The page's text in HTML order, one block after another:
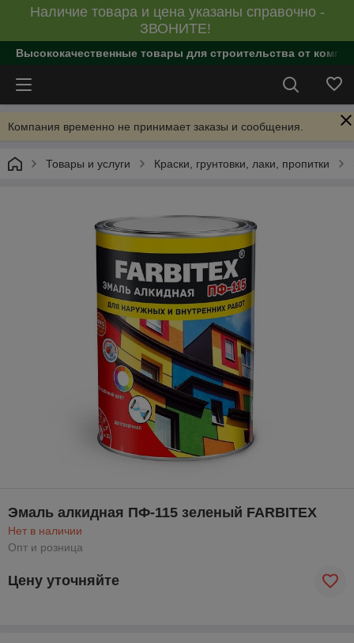
Наличие товара и цена указаны справочно -
ЗВОНИТЕ!
Высококачественные товары для строительства от
Компания временно не принимает заказы и сообщения.
Товары и услуги Краски, грунтовки, лаки, пропитки
Эмаль алкидная ПФ-115 зеленый FARBITEX
Нет в наличии
Опт и розница
Цену уточняйте